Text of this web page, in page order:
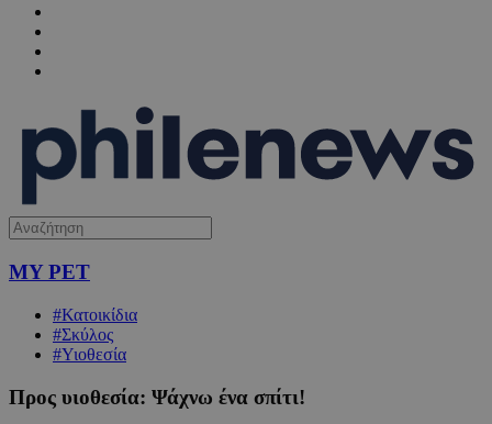
MY PET
#Κατοικίδια
#Σκύλος
#Υιοθεσία
Προς υιοθεσία: Ψάχνω ένα σπίτι!